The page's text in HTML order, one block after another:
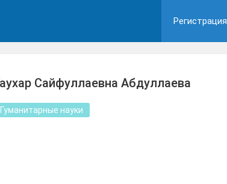
Регистрация
Сайфуллаевна Aбдуллаева
Гуманитарные науки